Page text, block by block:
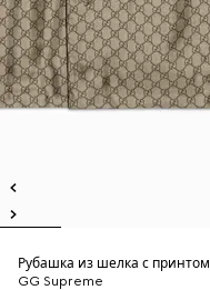
Рубашка из шелка с принтом
GG Supreme